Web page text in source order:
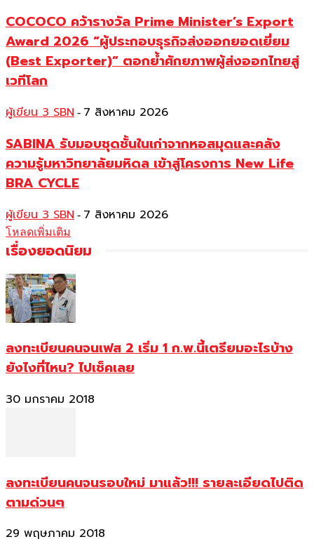
COCOCO คว้ารางวัล Prime Minister’s Export
Award 2026 “ผู้ประกอบธุรกิจส่งออกยอดเยี่ยม
(Best Exporter)” ตอกย้ำศักยภาพผู้ส่งออกไทยสู่
เวทีโลก
ผู้เขียน 3 SBN - 7 สิงหาคม 2026
SABINA รับมอบชุดชั้นในเก่าจากหอสมุดและคลัง
ความรู้มหาวิทยาลัยมหิดล เข้าสู่โครงการ New Life
BRA CYCLE
ผู้เขียน 3 SBN - 7 สิงหาคม 2026
โหลดเพิ่มเติม
เรื่องยอดนิยม
ลงทะเบียนคนจนเฟส 2 เริ่ม 1 ก.พ.นี้เตรียมอะไรบ้าง
ยังไงที่ไหน? ไปเช็คเลย
30 มกราคม 2018
ลงทะเบียนคนจนรอบใหม่ มาแล้ว!!! รายละเอียดไปติด
ตามด่วนๆ
29 พฤษภาคม 2018